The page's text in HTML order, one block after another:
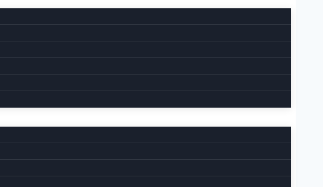
wir aus dem Fenster bzw. betraten den Gang zum
dem See.